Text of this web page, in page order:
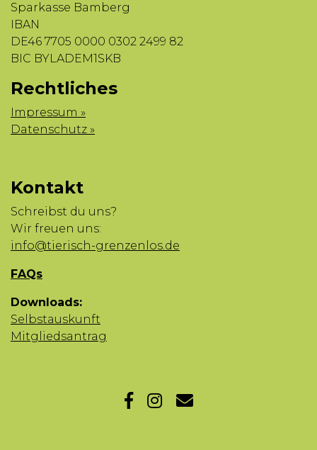
Sparkasse Bamberg
IBAN
DE46 7705 0000 0302 2499 82
BIC BYLADEM1SKB
Rechtliches
Impressum »
Datenschutz »
Kontakt
Schreibst du uns?
Wir freuen uns:
info@tierisch-grenzenlos.de
FAQs
Downloads:
Selbstauskunft
Mitgliedsantrag